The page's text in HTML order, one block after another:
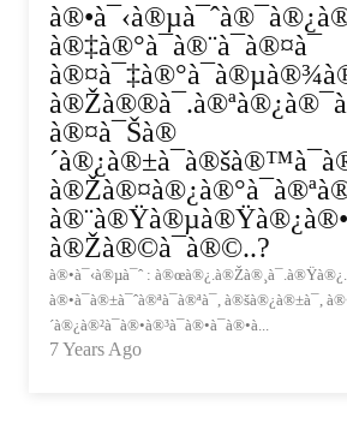
à®‡à®°à¯à®¨à¯à®¤à¯
à®¤à¯Šà®
à®Žà®©à¯à®©..?
à®•à¯‹à®µà¯ˆ : à®œà®¿.à®Žà®¸à¯.à®Ÿà®¿.
à®•à¯à®±à¯ˆà®ªà¯à®ªà¯, à®šà®¿à®±à¯,
´à®¿à®²à¯à®•à®³à¯à®•à¯à®•à...
7 Years Ago